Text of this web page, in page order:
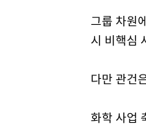
그룹 차원
시 비핵심
다만 관건
화학 사업